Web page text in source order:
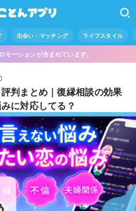
出会い・マッチング ライフスタイル
モーションが含まれています。
評判まとめ｜復縁相談の効果
に対応してる？